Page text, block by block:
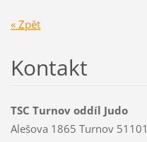
« Zpět
Kontakt
TSC Turnov oddíl Judo
Alešova 1865 Turnov 51101